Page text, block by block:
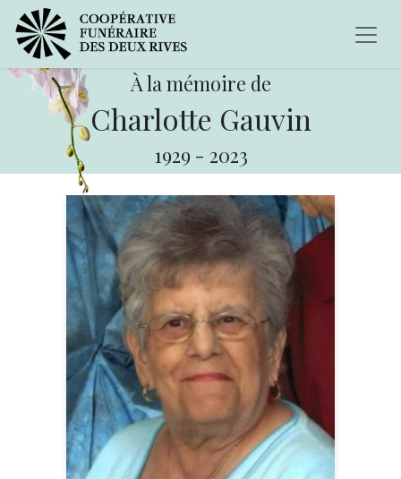
À la mémoire de
Charlotte Gauvin
1929 - 2023